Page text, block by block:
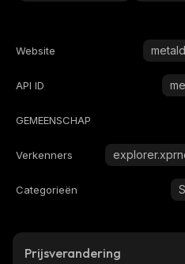
Website
API ID
GEMEENSCHAP
Verkenners
Categorieën
Prijsverandering